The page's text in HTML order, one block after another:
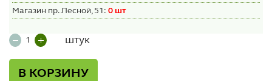
Магазин пр. Лесной, 51: 0 шт
штук
В КОРЗИНУ